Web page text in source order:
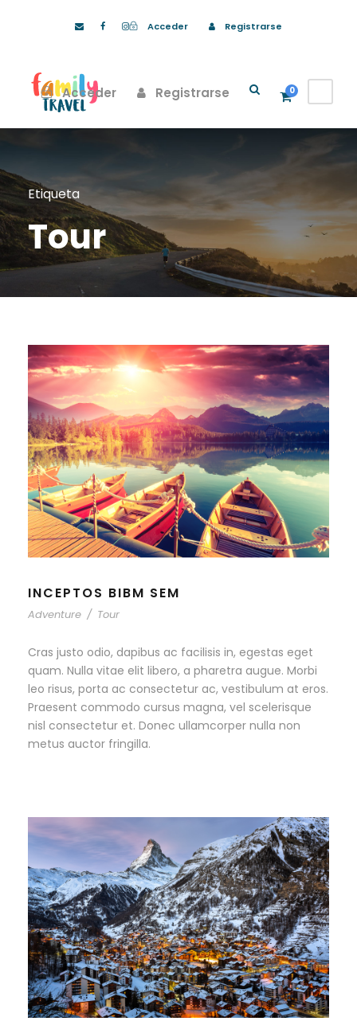
Acceder Registrarse
Acceder Registrarse 0
Etiqueta
Tour
INCEPTOS BIBM SEM
Adventure / Tour
Cras justo odio, dapibus ac facilisis in, egestas eget
quam. Nulla vitae elit libero, a pharetra augue. Morbi
leo risus, porta ac consectetur ac, vestibulum at eros.
Praesent commodo cursus magna, vel scelerisque
nisl consectetur et. Donec ullamcorper nulla non
metus auctor fringilla.